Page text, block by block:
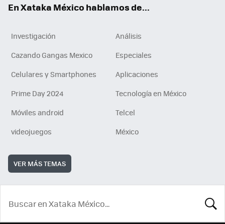
En Xataka México hablamos de...
Investigación
Análisis
Cazando Gangas Mexico
Especiales
Celulares y Smartphones
Aplicaciones
Prime Day 2024
Tecnología en México
Móviles android
Telcel
videojuegos
México
VER MÁS TEMAS